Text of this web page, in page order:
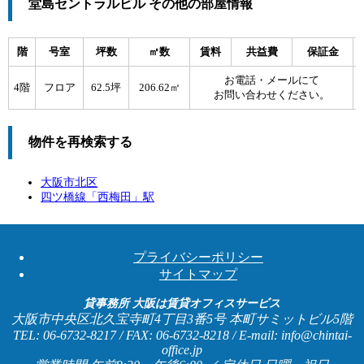
堂島セントラルビル その他の部屋情報
階 号室 坪数 ㎡数 賃料 共益費 保証金
4階 フロア 62.5坪 206.62㎡
お電話・メールにて
お問い合わせください。
物件を再検索する
大阪市北区
四ツ橋線「 西梅田 」駅
プライバシーポリシー
サイトマップ
貸事務所 大阪は賃貸オフィスサービス
大阪市中央区北久宝寺町4丁目3番5号 本町サミットビル5階
TEL: 06-6732-8217 / FAX: 06-6732-8218 / E-mail: info@chintai-
office.jp